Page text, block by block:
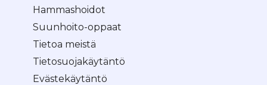
Hammashoidot
Suunhoito-oppaat
Tietoa meistä
Tietosuojakäytäntö
Evästekäytäntö